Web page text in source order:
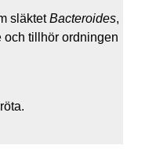
släktetBacteroides,
och tillhör ordningen